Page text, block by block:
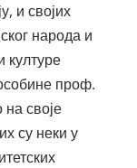
и својих
народа и
културе
проф.
своје
су неки у